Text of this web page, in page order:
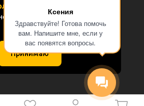
Ксения
Здравствуйте! Готова помочь
вам. Напишите мне, если у
вас появятся вопросы.
конфиденциальности
об использовании
Cookie-файлов
Принимаю
Документация
Карта сайта
2010-2026 (ИП Чивчян М.Р.)